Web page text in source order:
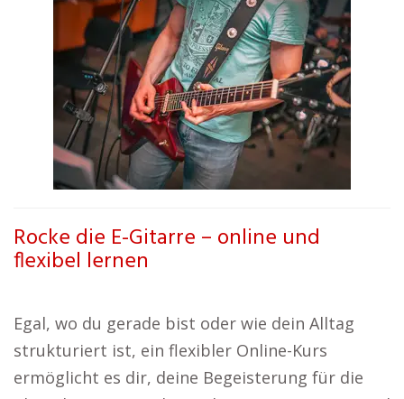
Rocke die E-Gitarre – online und
flexibel lernen
Egal, wo du gerade bist oder wie dein Alltag
strukturiert ist, ein flexibler Online-Kurs
ermöglicht es dir, deine Begeisterung für die